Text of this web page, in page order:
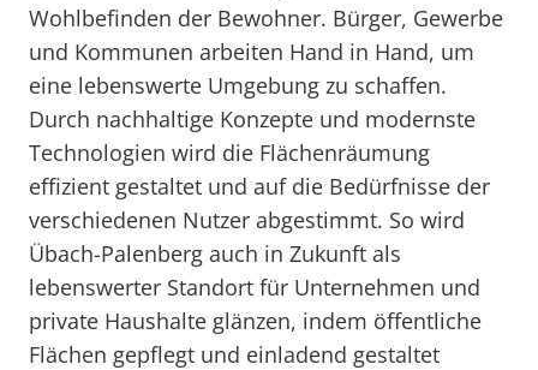
Wohlbefinden der Bewohner. Bürger, Gewerbe
und Kommunen arbeiten Hand in Hand, um
eine lebenswerte Umgebung zu schaffen.
Durch nachhaltige Konzepte und modernste
Technologien wird die Flächenräumung
effizient gestaltet und auf die Bedürfnisse der
verschiedenen Nutzer abgestimmt. So wird
Übach-Palenberg auch in Zukunft als
lebenswerter Standort für Unternehmen und
private Haushalte glänzen, indem öffentliche
Flächen gepflegt und einladend gestaltet